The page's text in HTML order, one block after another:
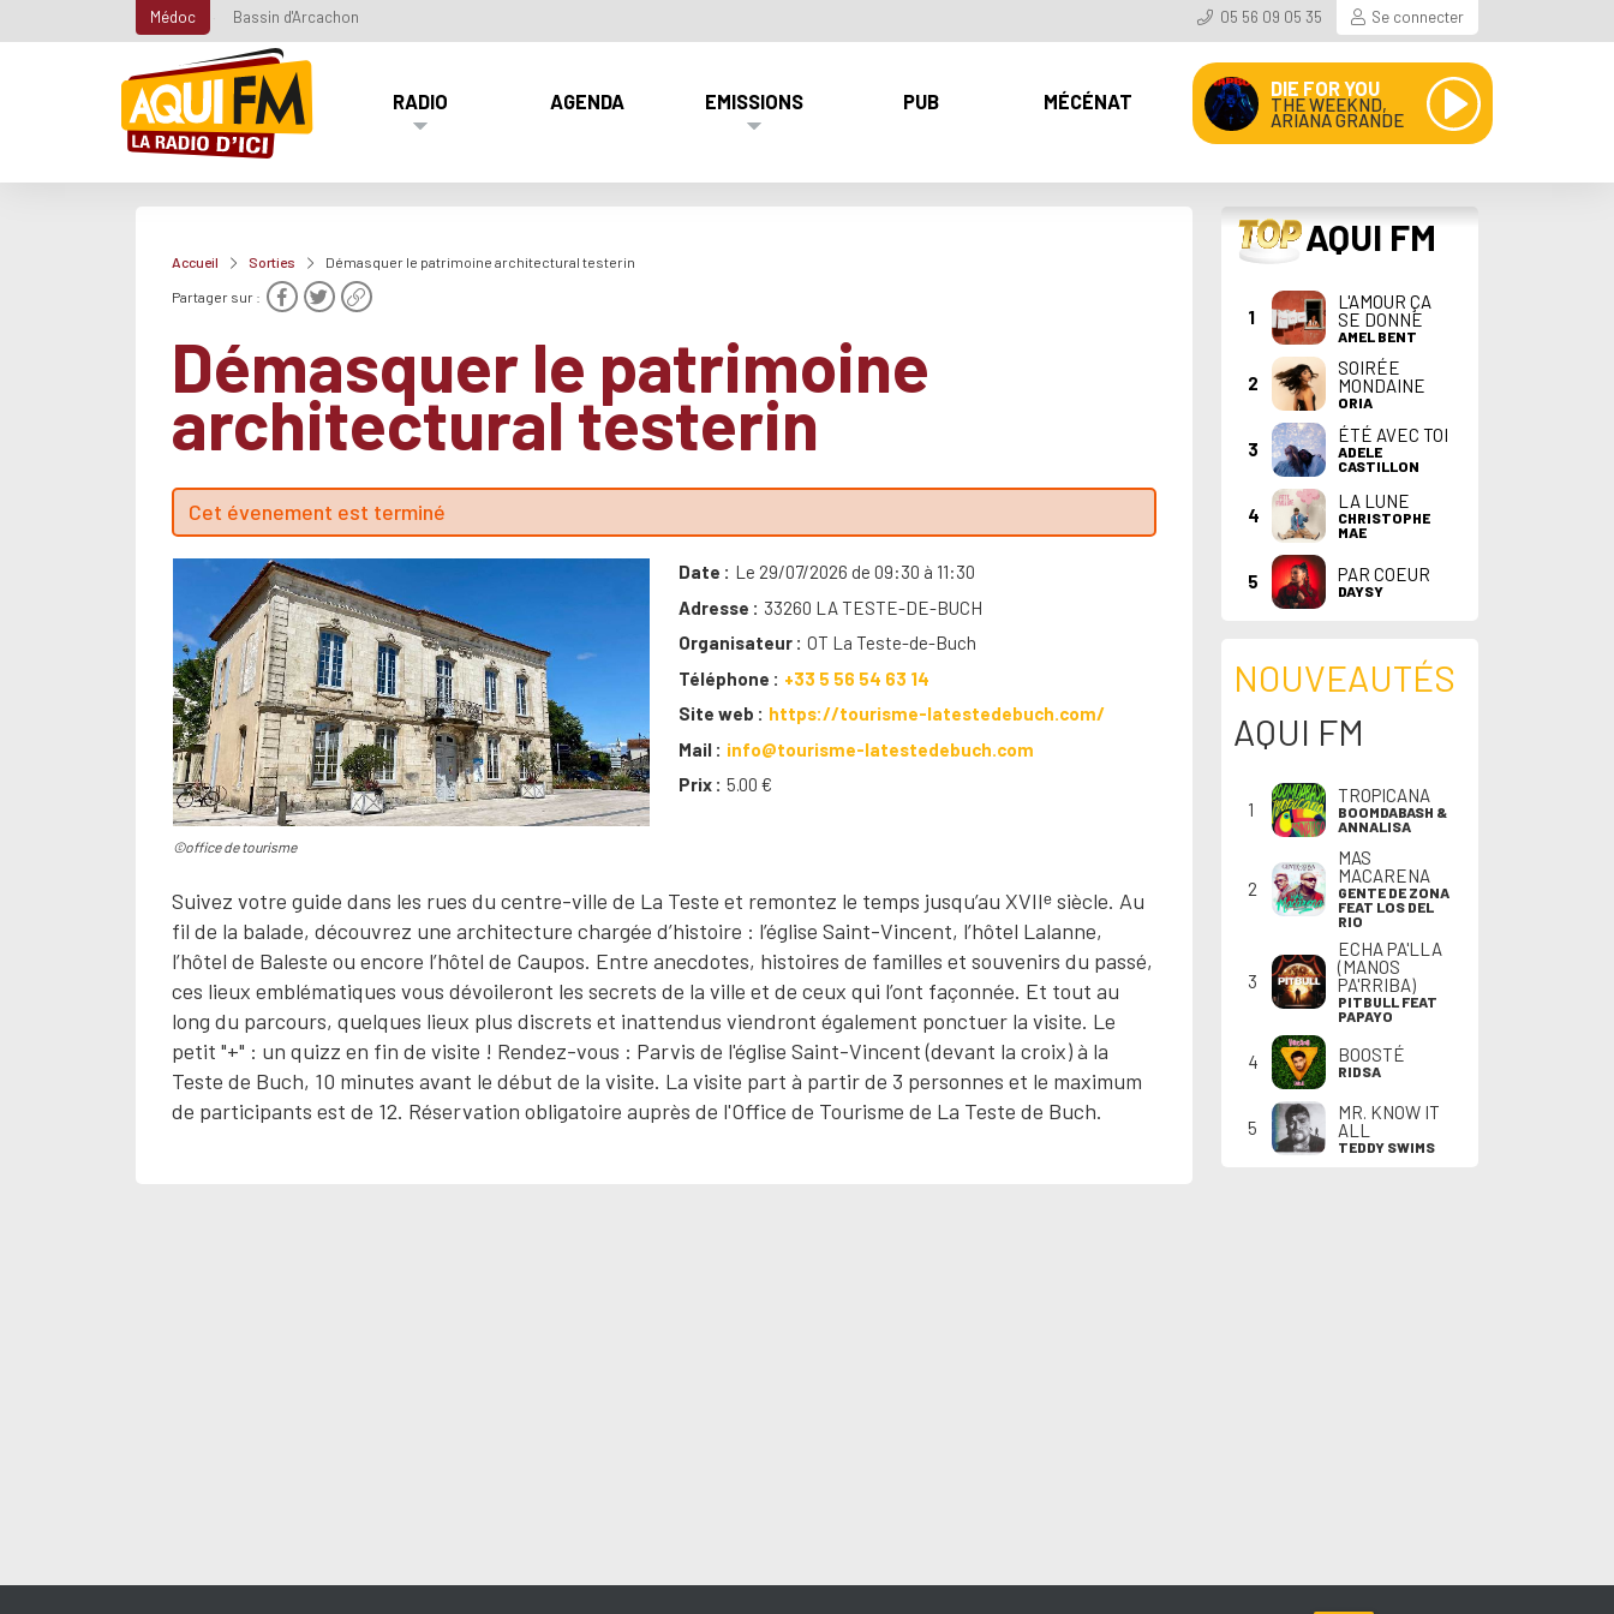
Médoc Bassin d'Arcachon 05 56 09 05 35 Se connecter
RADIO AGENDA EMISSIONS PUB MÉCÉNAT
DIE FOR YOU
THE WEEKND,
ARIANA GRANDE
Accueil Sorties Démasquer le patrimoine architectural testerin
Partager sur :
Démasquer le patrimoine
architectural testerin
Cet évenement est terminé
©office de tourisme
Date
Le 29/07/2026 de 09:30 à 11:30
Adresse
33260 LA TESTE-DE-BUCH
Organisateur
OT La Teste-de-Buch
Téléphone
+33 5 56 54 63 14
Site web
https://tourisme-latestedebuch.com/
Mail
info@tourisme-latestedebuch.com
Prix
5.00 €
Suivez votre guide dans les rues du centre-ville de La Teste et remontez le temps jusqu’au XVIIᵉ siècle. Au
fil de la balade, découvrez une architecture chargée d’histoire : l’église Saint-Vincent, l’hôtel Lalanne,
l’hôtel de Baleste ou encore l’hôtel de Caupos. Entre anecdotes, histoires de familles et souvenirs du passé,
ces lieux emblématiques vous dévoileront les secrets de la ville et de ceux qui l’ont façonnée. Et tout au
long du parcours, quelques lieux plus discrets et inattendus viendront également ponctuer la visite. Le
petit "+" : un quizz en fin de visite ! Rendez-vous : Parvis de l'église Saint-Vincent (devant la croix) à la
Teste de Buch, 10 minutes avant le début de la visite. La visite part à partir de 3 personnes et le maximum
de participants est de 12. Réservation obligatoire auprès de l'Office de Tourisme de La Teste de Buch.
TOP AQUI FM
1
L'AMOUR ÇA
SE DONNE
AMEL BENT
2
SOIRÉE
MONDAINE
ORIA
3
ÉTÉ AVEC TOI
ADELE
CASTILLON
4
LA LUNE
CHRISTOPHE
MAE
5 PAR COEUR
DAYSY
NOUVEAUTÉS
AQUI FM
1
TROPICANA
BOOMDABASH &
ANNALISA
2
MAS
MACARENA
GENTE DE ZONA
FEAT LOS DEL
RIO
3
ECHA PA'LLA
(MANOS
PA'RRIBA)
PITBULL FEAT
PAPAYO
4 BOOSTÉ
RIDSA
5
MR. KNOW IT
ALL
TEDDY SWIMS